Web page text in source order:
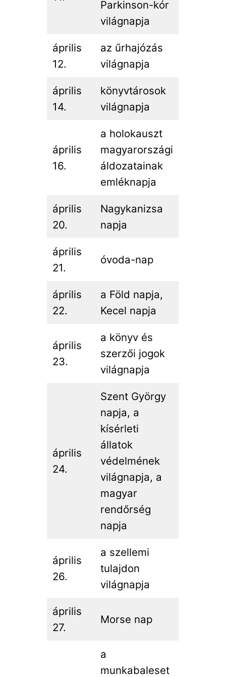
Parkinson-kór
világnapja
április
12.
az űrhajózás
világnapja
április
14.
könyvtárosok
világnapja
április
16.
a holokauszt
magyarországi
áldozatainak
emléknapja
április
20.
Nagykanizsa
napja
április
21.
óvoda-nap
április
22.
a Föld napja,
Kecel napja
április
23.
a könyv és
szerzői jogok
világnapja
április
24.
Szent György
napja, a
kísérleti
állatok
védelmének
világnapja, a
magyar
rendőrség
napja
április
26.
a szellemi
tulajdon
világnapja
április
27.
Morse nap
a
munkabaleset